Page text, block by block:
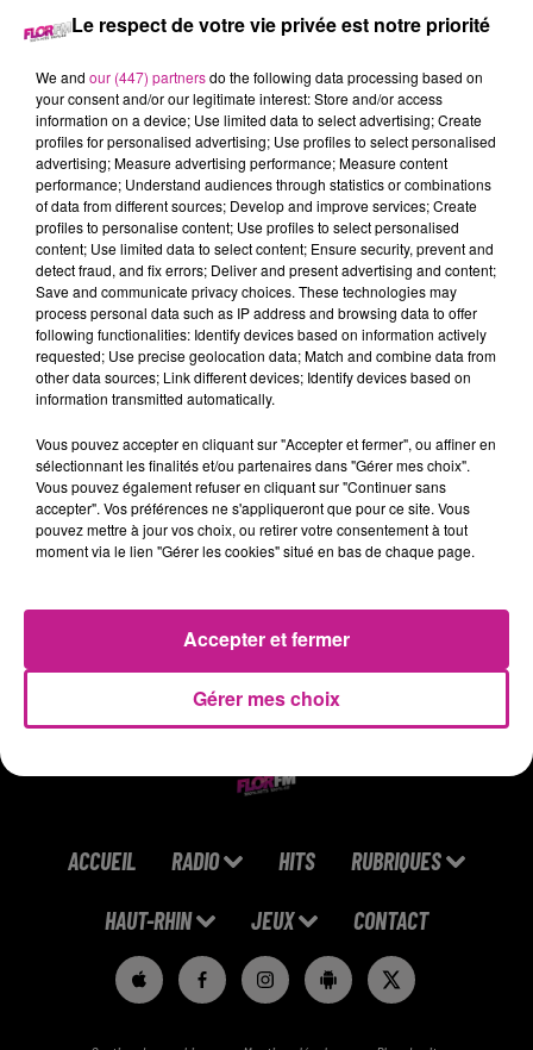
LAVEUR DE VITRES (H/F)
Mulhouse
SATIS Jobs Center vient en support au recrutement pour l'un
de ses clients et recherche de ce fait un laveur de vitres (H/F)
pour une prise de poste sur le secteur de Mulhouse :
Nous avons besoin de vos compétences afin de mener à
bien vos principales missions qui seront les suivantes :
- Réaliser à l'aide de techniques professionnelles et de
matériels adaptés (perche) l'entretien des surfaces vitrées
intérieures et extérieures.
Vous vous reconnaissez dans ces missions ? N'hésitez plus
https://satis-jobscenter.com/job/laveur-de-vitres-h-f-
ACCUEIL RADIO HITS RUBRIQUES
HAUT-RHIN JEUX CONTACT
Le respect de votre vie privée est notre priorité
We and our (447) partnersdo the following data processing based on
your consent and/or our legitimate interest: Store and/or access
information on a device; Use limited data to select advertising; Create
profiles for personalised advertising; Use profiles to select personalised
advertising; Measure advertising performance; Measure content
performance; Understand audiences through statistics or combinations
of data from different sources; Develop and improve services; Create
profiles to personalise content; Use profiles to select personalised
content; Use limited data to select content; Ensure security, prevent and
detect fraud, and fix errors; Deliver and present advertising and content;
Save and communicate privacy choices. These technologies may
process personal data such as IP address and browsing data to offer
following functionalities: Identify devices based on information actively
requested; Use precise geolocation data; Match and combine data from
other data sources; Link different devices; Identify devices based on
information transmitted automatically.
Vous pouvez accepter en cliquant sur "Accepter et fermer", ou affiner en
sélectionnant les finalités et/ou partenaires dans "Gérer mes choix".
Vous pouvez également refuser en cliquant sur "Continuer sans
accepter". Vos préférences ne s'appliqueront que pour ce site. Vous
pouvez mettre à jour vos choix, ou retirer votre consentement à tout
moment via le lien "Gérer les cookies" situé en bas de chaque page.
Gérer mes choix
Accepter et fermer